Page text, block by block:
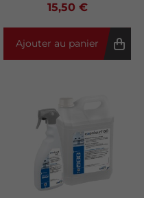
15,50 €
Ajouter au panier